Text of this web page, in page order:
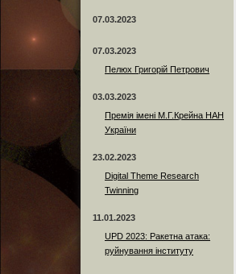
07.03.2023
07.03.2023
Пелюх Григорій Петрович
03.03.2023
Премія імені М.Г.Крейна НАН
України
23.02.2023
Digital Theme Research
Twinning
11.01.2023
UPD 2023: Ракетна атака:
руйнування інституту